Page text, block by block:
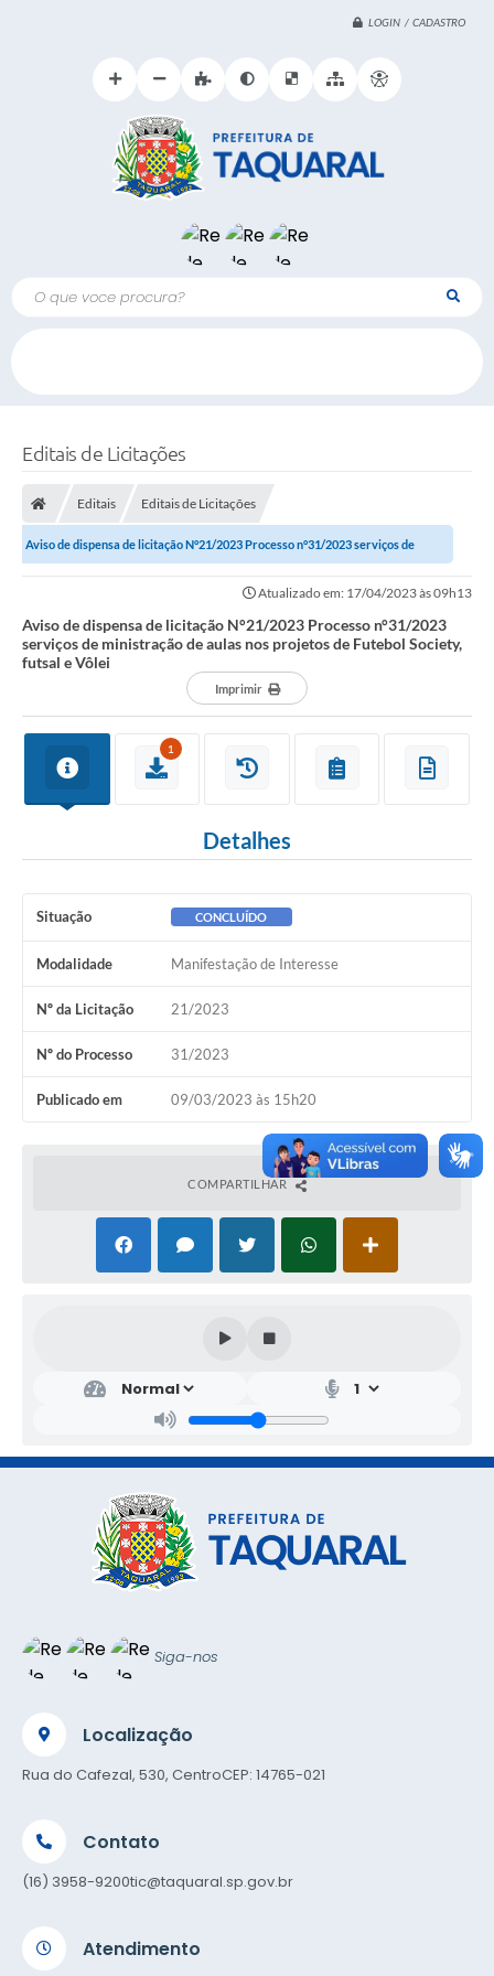
LOGIN / CADASTRO
O que voce procura?
Editais de Licitações
Editais Editais de Licitações
Aviso de dispensa de licitação N°21/2023 Processo n°31/2023 serviços de
Atualizado em: 17/04/2023 às 09h13
Aviso de dispensa de licitação N°21/2023 Processo n°31/2023
serviços de ministração de aulas nos projetos de Futebol Society,
futsal e Vôlei
Imprimir
1
Detalhes
Situação CONCLUÍDO
Modalidade Manifestação de Interesse
Nº da Licitação 21/2023
Nº do Processo 31/2023
Publicado em 09/03/2023 às 15h20
COMPARTILHAR
Siga-nos
Localização
Rua do Cafezal, 530, CentroCEP: 14765-021
Contato
(16) 3958-9200tic@taquaral.sp.gov.br
Atendimento